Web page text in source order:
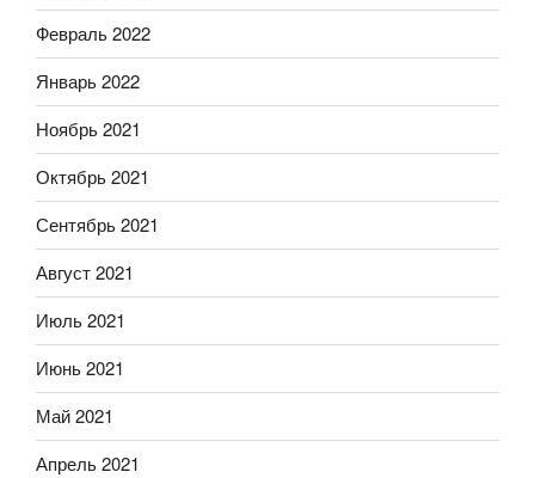
Февраль 2022
Январь 2022
Ноябрь 2021
Октябрь 2021
Сентябрь 2021
Август 2021
Июль 2021
Июнь 2021
Май 2021
Апрель 2021